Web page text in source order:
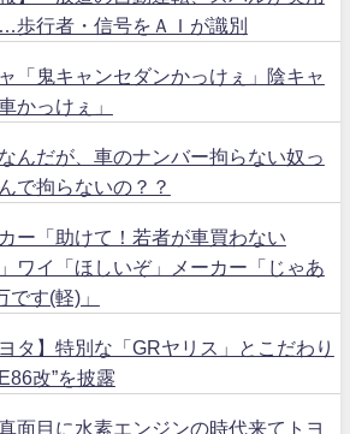
歩行者・信号をＡＩが識別
「鬼キャンセダンかっけぇ」陰キャ
かっけぇ」
んだが、車のナンバー拘らない奴っ
で拘らないの？？
ー「助けて！若者が車買わない
ワイ「ほしいぞ」メーカー「じゃあ
です(軽)」
ヨタ】特別な「GRヤリス」とこだわり
改”を披露
面目に水素エンジンの時代来てトヨ